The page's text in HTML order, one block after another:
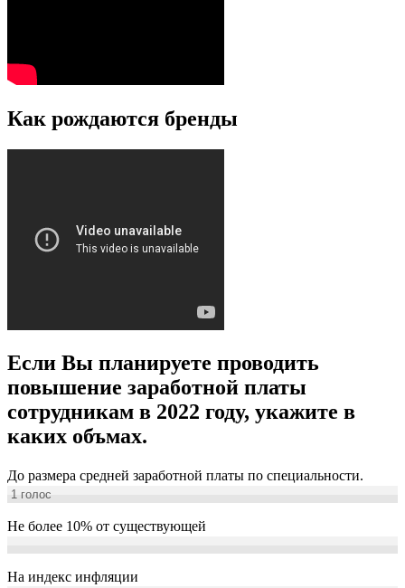
Как рождаются бренды
Если Вы планируете проводить
повышение заработной платы
сотрудникам в 2022 году, укажите в
каких объмах.
До размера средней заработной платы по специальности.
1 голос
Не более 10% от существующей
На индекс инфляции